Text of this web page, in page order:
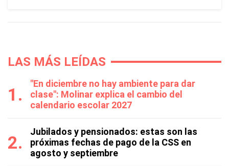
LAS MÁS LEÍDAS
"En diciembre no hay ambiente para dar
clase": Molinar explica el cambio del
calendario escolar 2027
Jubilados y pensionados: estas son las
próximas fechas de pago de la CSS en
agosto y septiembre